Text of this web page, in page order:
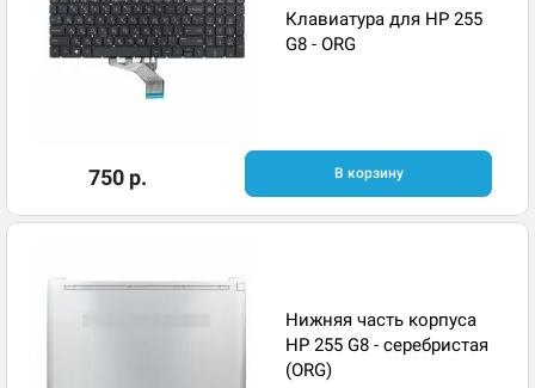
Клавиатура для HP 255
G8 - ORG
750 р. В корзину
Нижняя часть корпуса
HP 255 G8 - серебристая
(ORG)